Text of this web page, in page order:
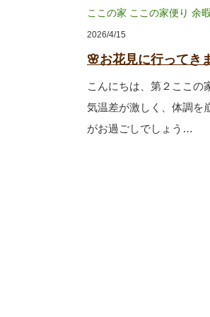
ここの家 ここの家便り 余
2026/4/15
🌸お花見に行ってき
こんにちは、第２ここの
気温差が激しく、体調を
がお過ごしでしょう…